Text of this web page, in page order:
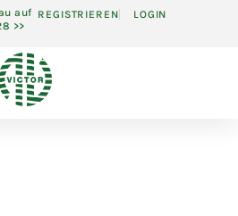
auf
>>
REGISTRIEREN LOGIN